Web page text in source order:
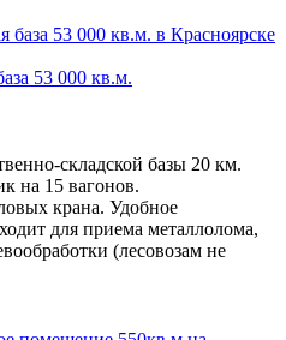
53 000 кв.м.
складской базы 20 км.
на 15 вагонов.
крана. Удобное
для приема металлолома,
(лесовозам не